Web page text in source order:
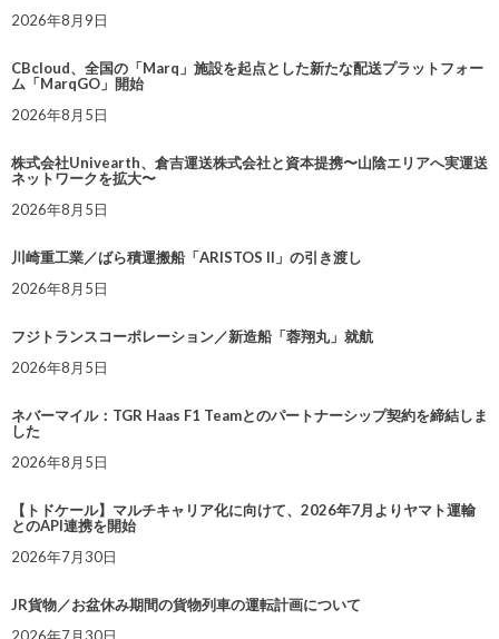
2026年8月9日
CBcloud、全国の「Marq」施設を起点とした新たな配送プラットフォー
ム「MarqGO」開始
2026年8月5日
株式会社Univearth、倉吉運送株式会社と資本提携〜山陰エリアへ実運送
ネットワークを拡大〜
2026年8月5日
川崎重工業／ばら積運搬船「ARISTOS II」の引き渡し
2026年8月5日
フジトランスコーポレーション／新造船「蓉翔丸」就航
2026年8月5日
ネバーマイル：TGR Haas F1 Teamとのパートナーシップ契約を締結しま
した
2026年8月5日
【トドケール】マルチキャリア化に向けて、2026年7月よりヤマト運輸
とのAPI連携を開始
2026年7月30日
JR貨物／お盆休み期間の貨物列車の運転計画について